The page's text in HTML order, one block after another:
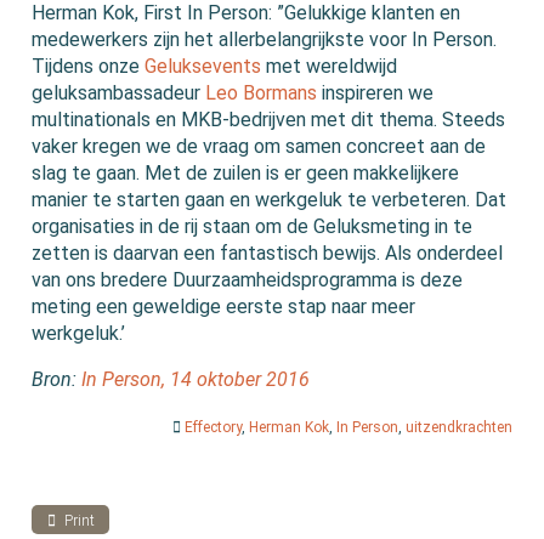
Herman Kok, First In Person: ”Gelukkige klanten en
medewerkers zijn het allerbelangrijkste voor In Person.
Tijdens onzeGeluksevents met wereldwijd
geluksambassadeur Leo Bormans inspireren we
multinationals en MKB-bedrijven met dit thema. Steeds
vaker kregen we de vraag om samen concreet aan de
slag te gaan. Met de zuilen is er geen makkelijkere
manier te starten gaan en werkgeluk te verbeteren. Dat
organisaties in de rij staan om de Geluksmeting in te
zetten is daarvan een fantastisch bewijs. Als onderdeel
van ons bredere Duurzaamheidsprogramma is deze
meting een geweldige eerste stap naar meer
werkgeluk.’
Bron:In Person, 14 oktober 2016
Effectory, Herman Kok, In Person, uitzendkrachten
Print